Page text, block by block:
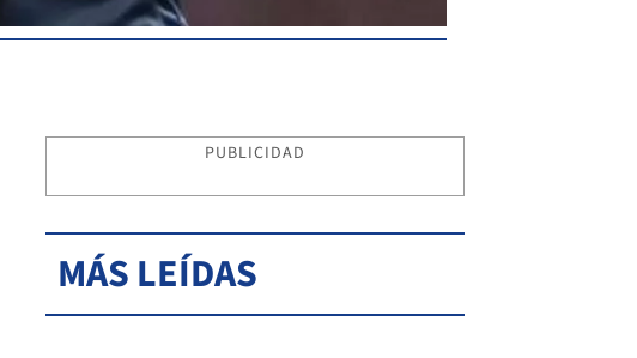
PUBLICIDAD
MÁS LEÍDAS